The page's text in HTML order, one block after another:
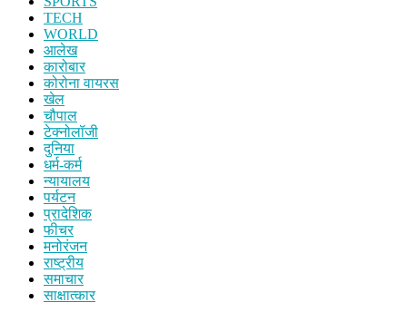
TECH
WORLD
आलेख
कारोबार
कोरोना वायरस
खेल
चौपाल
टेक्नोलॉजी
दुनिया
धर्म-कर्म
न्यायालय
पर्यटन
प्रादेशिक
फीचर
मनोरंजन
राष्ट्रीय
समाचार
साक्षात्कार